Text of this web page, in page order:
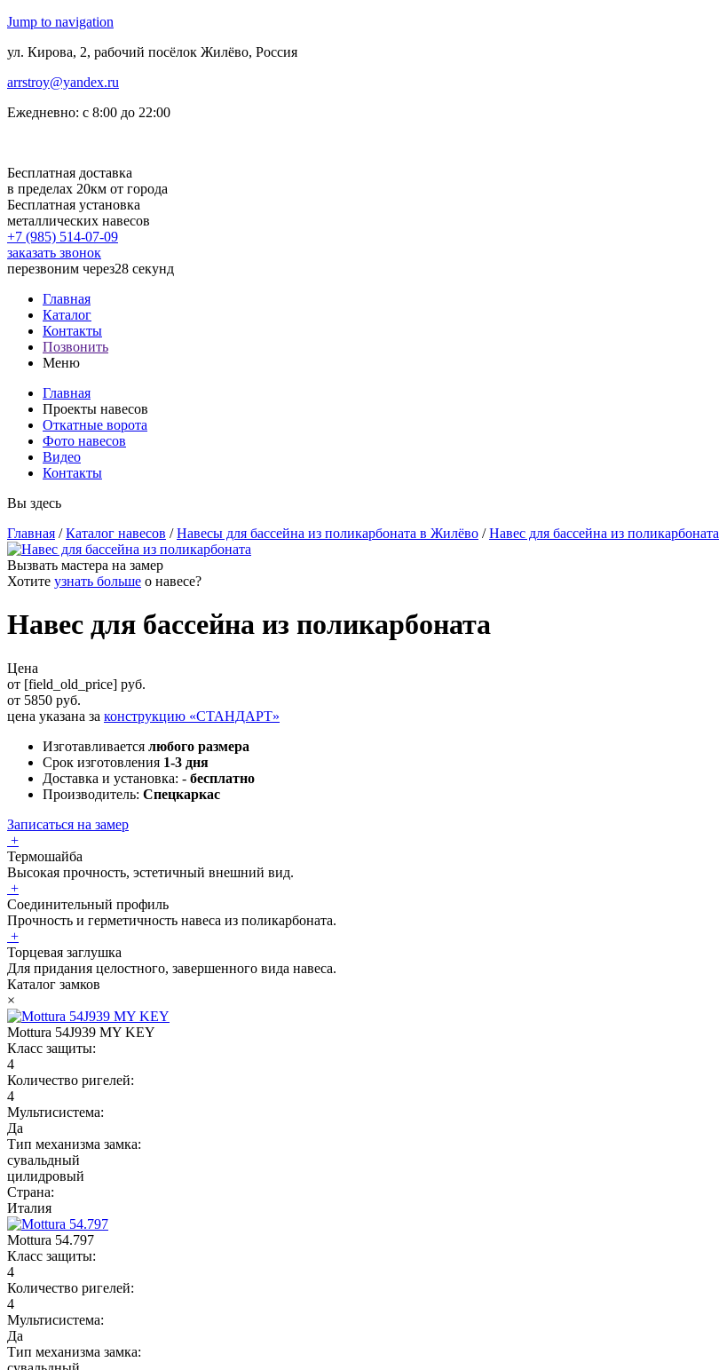
Jump to navigation
ул. Кирова, 2, рабочий посёлок Жилёво, Россия
arrstroy@yandex.ru
Ежедневно: с 8:00 до 22:00
Бесплатная доставка
в пределах 20км от города
Бесплатная установка
металлических навесов
+7 (985) 514-07-09
заказать звонок
перезвоним через28 секунд
Главная
Каталог
Контакты
Позвонить
Меню
Главная
Проекты навесов
Откатные ворота
Фото навесов
Видео
Контакты
Вы здесь
Главная / Каталог навесов / Навесы для бассейна из поликарбоната в Жилёво / Навес для бассейна из поликарбоната
Вызвать мастера на замер
Хотите узнать больше о навесе?
Навес для бассейна из поликарбоната
Цена
от [field_old_price] руб.
от 5850 руб.
цена указана за конструкцию «СТАНДАРТ»
Изготавливается любого размера
Срок изготовления 1-3 дня
Доставка и установка: - бесплатно
Производитель: Спецкаркас
Записаться на замер
+
Термошайба
Высокая прочность, эстетичный внешний вид.
+
Соединительный профиль
Прочность и герметичность навеса из поликарбоната.
+
Торцевая заглушка
Для придания целостного, завершенного вида навеса.
Каталог замков
×
Mottura 54J939 MY KEY
Класс защиты:
4
Количество ригелей:
4
Мультисистема:
Да
Тип механизма замка:
сувальдный
цилидровый
Страна:
Италия
Mottura 54.797
Класс защиты:
4
Количество ригелей:
4
Мультисистема:
Да
Тип механизма замка: